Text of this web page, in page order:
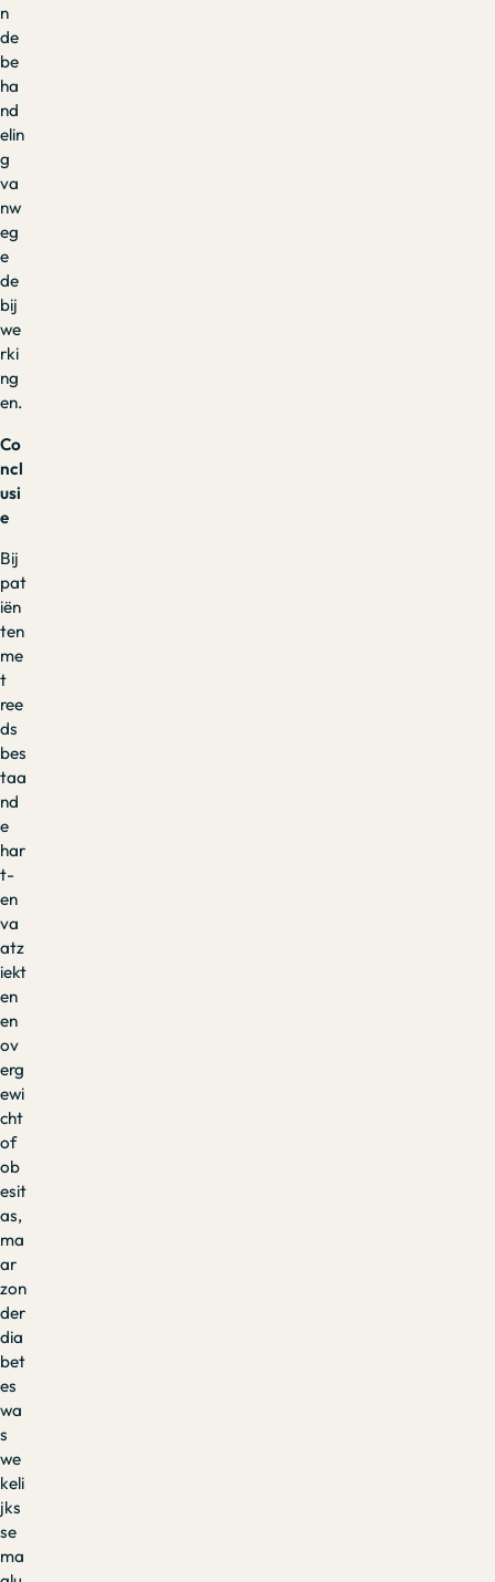
n
de
be
ha
nd
elin
g
va
nw
eg
e
de
bij
we
rki
ng
en.
Co
ncl
usi
e
Bij
pat
iën
ten
me
t
ree
ds
bes
taa
nd
e
har
t-
en
va
atz
iekt
en
en
ov
erg
ewi
cht
of
ob
esit
as,
ma
ar
zon
der
dia
bet
es
wa
s
we
keli
jks
se
ma